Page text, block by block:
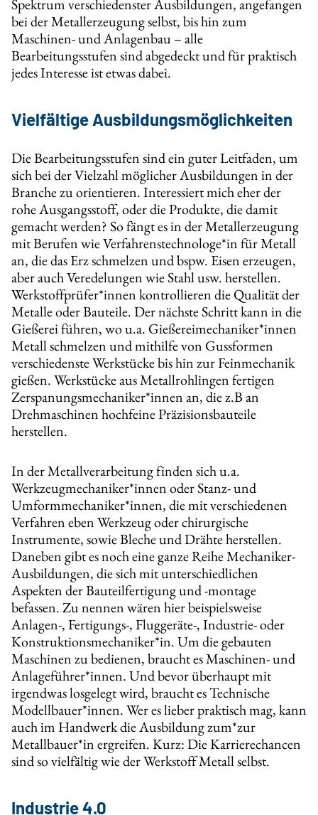
Spektrum verschiedenster Ausbildungen, angefangen
bei der Metallerzeugung selbst, bis hin zum
Maschinen- und Anlagenbau – alle
Bearbeitungsstufen sind abgedeckt und für praktisch
jedes Interesse ist etwas dabei.
Vielfältige Ausbildungsmöglichkeiten
Die Bearbeitungsstufen sind ein guter Leitfaden, um
sich bei der Vielzahl möglicher Ausbildungen in der
Branche zu orientieren. Interessiert mich eher der
rohe Ausgangsstoff, oder die Produkte, die damit
gemacht werden? So fängt es in der Metallerzeugung
mit Berufen wie Verfahrenstechnologe*in für Metall
an, die das Erz schmelzen und bspw. Eisen erzeugen,
aber auch Veredelungen wie Stahl usw. herstellen.
Werkstoffprüfer*innen kontrollieren die Qualität der
Metalle oder Bauteile. Der nächste Schritt kann in die
Gießerei führen, wo u.a. Gießereimechaniker*innen
Metall schmelzen und mithilfe von Gussformen
verschiedenste Werkstücke bis hin zur Feinmechanik
gießen. Werkstücke aus Metallrohlingen fertigen
Zerspanungsmechaniker*innen an, die z.B an
Drehmaschinen hochfeine Präzisionsbauteile
herstellen.
In der Metallverarbeitung finden sich u.a.
Werkzeugmechaniker*innen oder Stanz- und
Umformmechaniker*innen, die mit verschiedenen
Verfahren eben Werkzeug oder chirurgische
Instrumente, sowie Bleche und Drähte herstellen.
Daneben gibt es noch eine ganze Reihe Mechaniker-
Ausbildungen, die sich mit unterschiedlichen
Aspekten der Bauteilfertigung und -montage
befassen. Zu nennen wären hier beispielsweise
Anlagen-, Fertigungs-, Fluggeräte-, Industrie- oder
Konstruktionsmechaniker*in. Um die gebauten
Maschinen zu bedienen, braucht es Maschinen- und
Anlageführer*innen. Und bevor überhaupt mit
irgendwas losgelegt wird, braucht es Technische
Modellbauer*innen. Wer es lieber praktisch mag, kann
auch im Handwerk die Ausbildung zum*zur
Metallbauer*in ergreifen. Kurz: Die Karrierechancen
sind so vielfältig wie der Werkstoff Metall selbst.
Industrie 4.0